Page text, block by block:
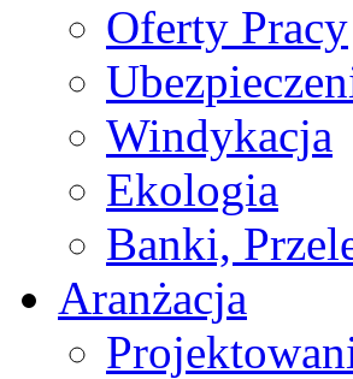
Oferty Pracy
Windykacja
Ekologia
Banki,
Aranżacja